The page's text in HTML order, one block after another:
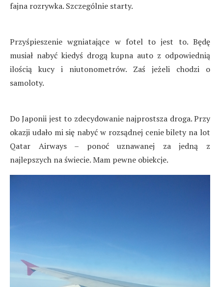
fajna rozrywka. Szczególnie starty.
Przyśpieszenie wgniatające w fotel to jest to. Będę
musiał nabyć kiedyś drogą kupna auto z odpowiednią
ilością kucy i niutonometrów. Zaś jeżeli chodzi o
samoloty.
Do Japonii jest to zdecydowanie najprostsza droga. Przy
okazji udało mi się nabyć w rozsądnej cenie bilety na lot
Qatar Airways – ponoć uznawanej za jedną z
najlepszych na świecie. Mam pewne obiekcje.